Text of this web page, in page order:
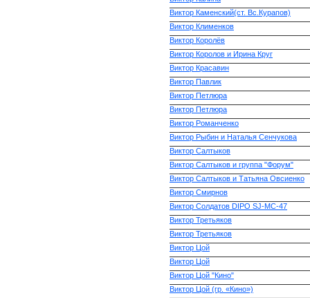
Виктор Каменский(ст. Вс.Курапов)
Виктор Клименков
Виктор Королёв
Виктор Королов и Ирина Круг
Виктор Красавин
Виктор Павлик
Виктор Петлюра
Виктор Петлюра
Виктор Романченко
Виктор Рыбин и Наталья Сенчукова
Виктор Салтыков
Виктор Салтыков и группа "Форум"
Виктор Салтыков и Татьяна Овсиенко
Виктор Смирнов
Виктор Солдатов DIPO SJ-MC-47
Виктор Третьяков
Виктор Третьяков
Виктор Цой
Виктор Цой
Виктор Цой "Кино"
Виктор Цой (гр. «Кино»)